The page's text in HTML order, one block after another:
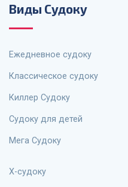
Виды Судоку
Ежедневное судоку
Классическое судоку
Киллер Судоку
Судоку для детей
Мега Судоку
X-судоку